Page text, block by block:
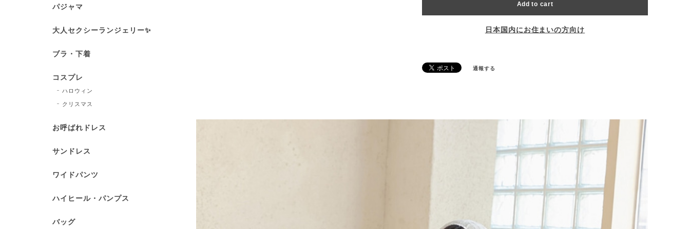
Add to cart
日本国内にお住まいの方向け
通報する
パジャマ
大人セクシーランジェリー✨
ブラ・下着
コスプレ
ハロウィン
クリスマス
お呼ばれドレス
サンドレス
ワイドパンツ
ハイヒール・パンプス
バッグ